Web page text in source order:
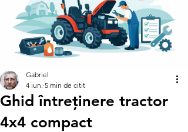
Conectează-te/Înregistrează-te
Ghid întreținere tractor
4x4 compact
Gabriel
4 iun. 5 min de citit